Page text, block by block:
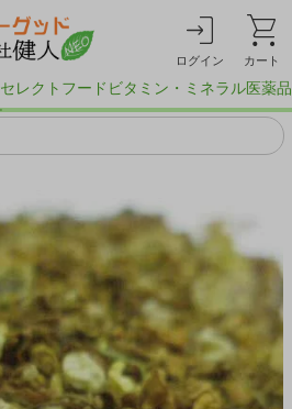
ログイン カート
セレクトフード ビタミン・ミネラル医薬品